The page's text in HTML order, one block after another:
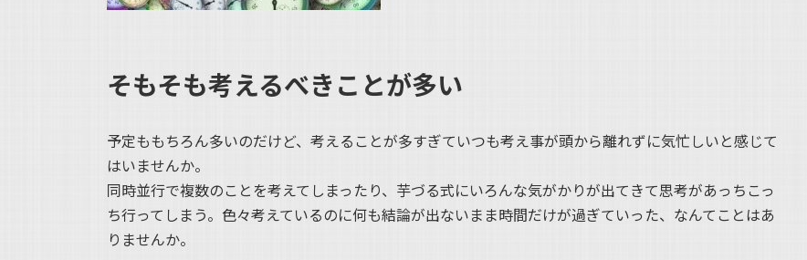
そもそも考えるべきことが多い
予定ももちろん多いのだけど、考えることが多すぎていつも考え事が頭から離れずに気忙しいと感じて
はいませんか。
同時並行で複数のことを考えてしまったり、芋づる式にいろんな気がかりが出てきて思考があっちこっ
ち行ってしまう。色々考えているのに何も結論が出ないまま時間だけが過ぎていった、なんてことはあ
りませんか。